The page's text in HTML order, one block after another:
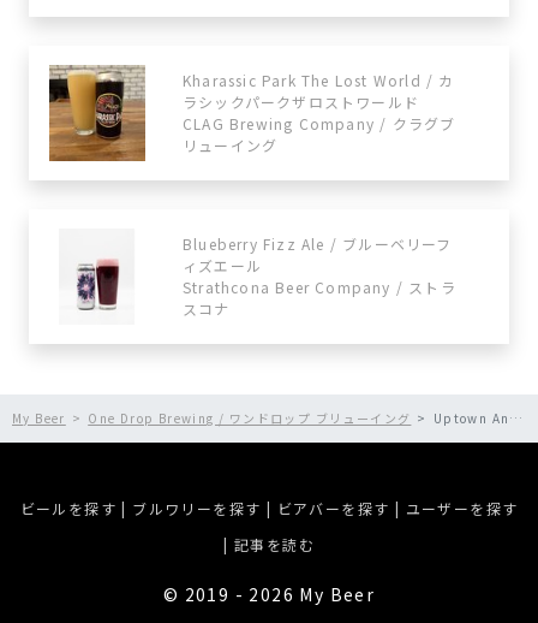
Kharassic Park The Lost World / カ
ラシックパークザロストワールド
CLAG Brewing Company / クラグブ
リューイング
Blueberry Fizz Ale / ブルーベリーフ
ィズエール
Strathcona Beer Company / ストラ
スコナ
My Beer One Drop Brewing / ワンドロップ ブリューイング Uptown Anthem / アップタウンアンセム
ビールを探す | ブルワリーを探す | ビアバーを探す | ユーザーを探す
| 記事を読む
©︎ 2019 - 2026 My Beer